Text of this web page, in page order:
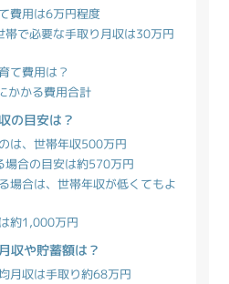
費用は6万円程度
で必要な手取り月収は30万円
て費用は？
かかる費用合計
の目安は？
は、世帯年収500万円
場合の目安は約570万円
場合は、世帯年収が低くてもよ
約1,000万円
収や貯蓄額は？
月収は手取り約68万円